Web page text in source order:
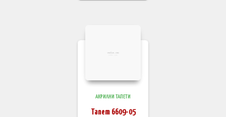
АКРИЛНИ ТАПЕТИ
Тапет 6609-05